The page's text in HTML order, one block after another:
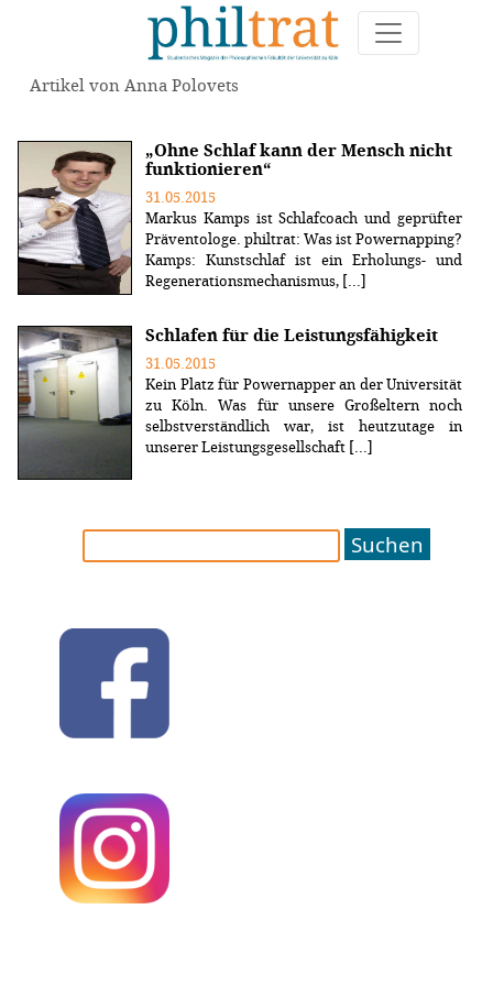
Artikel von Anna Polovets
„Ohne Schlaf kann der Mensch nicht
funktionieren“
31.05.2015
Markus Kamps ist Schlafcoach und geprüfter
Präventologe. philtrat: Was ist Powernapping?
Kamps: Kunstschlaf ist ein Erholungs- und
Regenerationsmechanismus, [...]
Schlafen für die Leistungsfähigkeit
31.05.2015
Kein Platz für Powernapper an der Universität
zu Köln. Was für unsere Großeltern noch
selbstverständlich war, ist heutzutage in
unserer Leistungsgesellschaft [...]
Suchen